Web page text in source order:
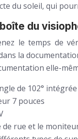
du soleil, qui
du
le temps de
la
elle-
de 102° intégrée
7 pouces
rue et le